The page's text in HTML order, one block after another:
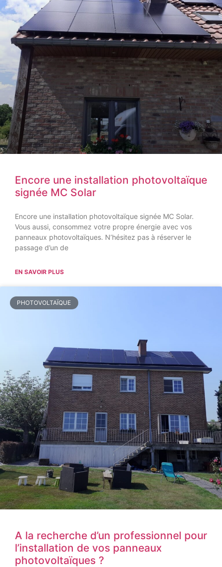
Encore une installation photovoltaïque
signée MC Solar
Encore une installation photovoltaïque signée MC Solar.
Vous aussi, consommez votre propre énergie avec vos
panneaux photovoltaïques. N’hésitez pas à réserver le
passage d’un de
EN SAVOIR PLUS
PHOTOVOLTAÏQUE
A la recherche d’un professionnel pour
l’installation de vos panneaux
photovoltaïques ?